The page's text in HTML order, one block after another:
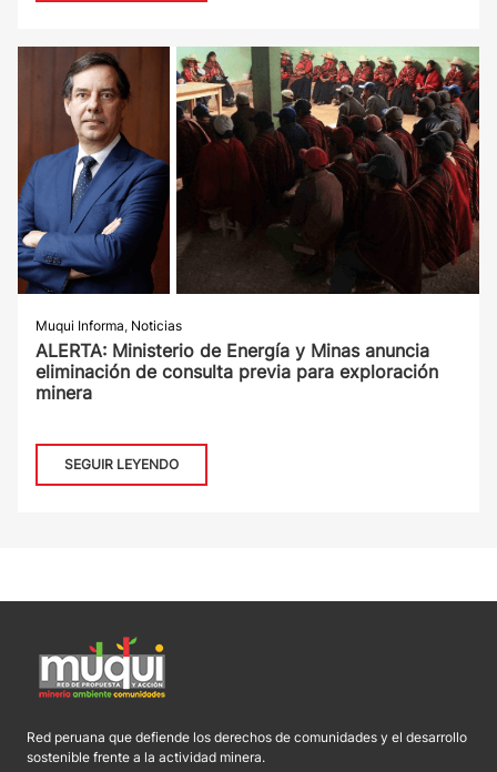
Muqui Informa, Noticias
ALERTA: Ministerio de Energía y Minas anuncia
eliminación de consulta previa para exploración
minera
SEGUIR LEYENDO
Red peruana que defiende los derechos de comunidades y el desarrollo
sostenible frente a la actividad minera.